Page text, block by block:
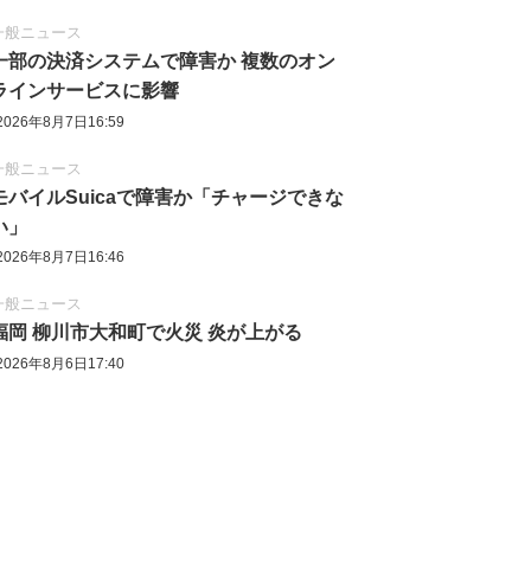
般ニュース
部の決済システムで障害か 複数のオン
インサービスに影響
年8月7日16:59
般ニュース
バイルSuicaで障害か「チャージできな
」
年8月7日16:46
般ニュース
岡 柳川市大和町で火災 炎が上がる
年8月6日17:40